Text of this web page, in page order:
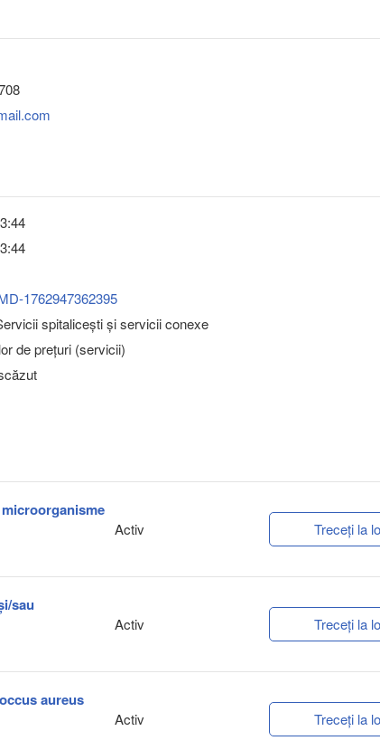
1762947362395
spitaliceşti şi servicii conexe
de prețuri (servicii)
Activ Treceți la
sau
Activ Treceți la
aureus
Activ Treceți la